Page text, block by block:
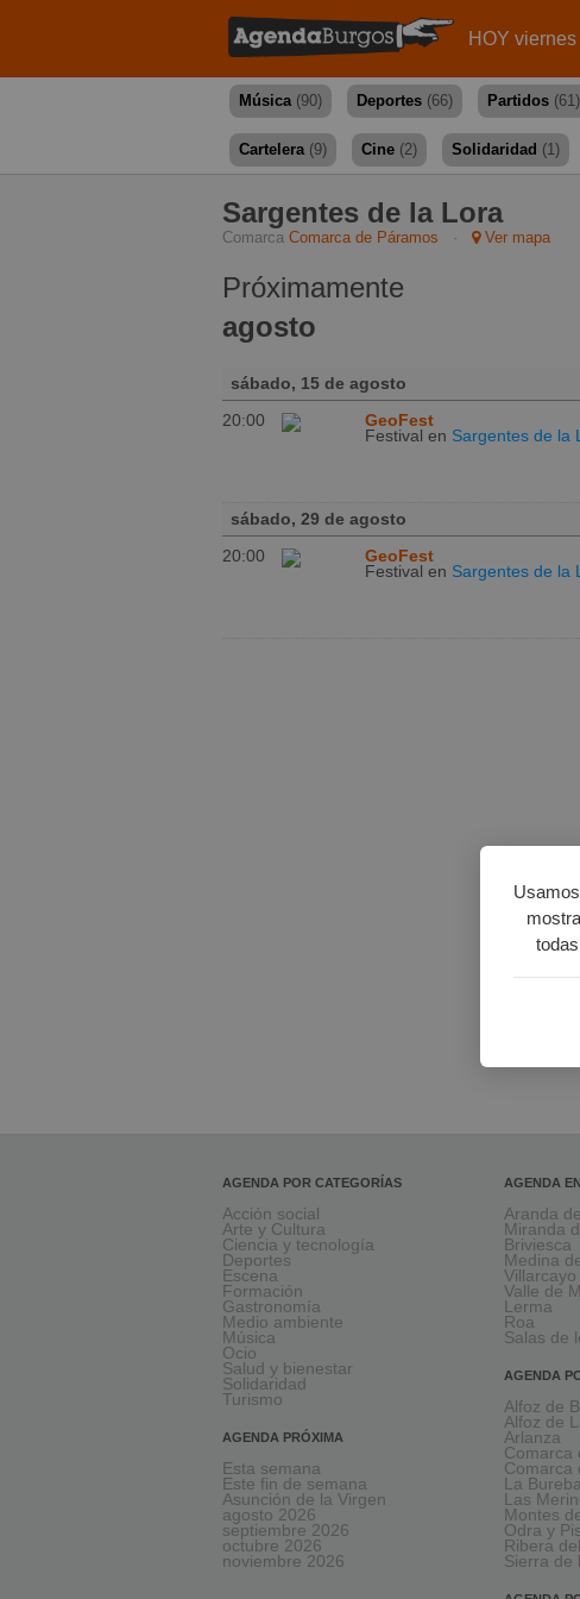
HOY viernes
Música (90) Deportes (66) Partidos (61)
Cartelera (9) Cine (2) Solidaridad (1)
Sargentes de la Lora
Comarca Comarca de Páramos · Ver mapa
Próximamente
agosto
sábado, 15 de agosto
20:00
GeoFest
Festival en Sargentes de la
sábado, 29 de agosto
20:00
GeoFest
Festival en Sargentes de la
AGENDA POR CATEGORÍAS
Acción social
Arte y Cultura
Ciencia y tecnología
Deportes
Escena
Formación
Gastronomía
Medio ambiente
Música
Ocio
Salud y bienestar
Solidaridad
Turismo
AGENDA PRÓXIMA
Esta semana
Este fin de semana
Asunción de la Virgen
agosto 2026
septiembre 2026
octubre 2026
noviembre 2026
AGENDA
Aranda
Miranda
Briviesca
Medina
Villarcayo
Valle de
Lerma
Roa
Salas de
AGENDA
Alfoz de
Alfoz de
Arlanza
Comarca
Comarca
La Bureba
Las
Montes
Odra y
Ribera
Sierra de